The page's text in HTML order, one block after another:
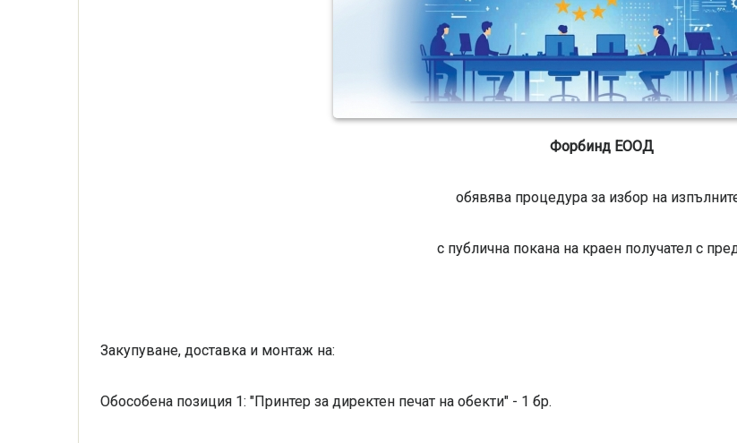
Форбинд ЕООД
обявява процедура за избор на
с публична покана на краен получател с
Закупуване, доставка и монтаж на:
Обособена позиция 1: "Принтер за директен печат на обекти" - 1 бр.